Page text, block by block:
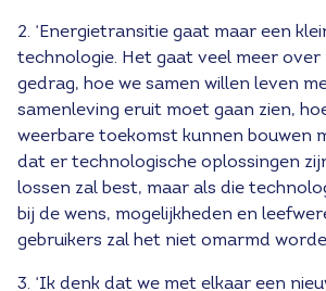
2. ‘Energietransitie gaat maar een
technologie. Het gaat veel meer over
gedrag, hoe we samen willen leven
samenleving eruit moet gaan zien,
weerbare toekomst kunnen bouwen
dat er technologische oplossingen
lossen zal best, maar als die
bij de wens, mogelijkheden en
gebruikers zal het niet omarmd
3. ‘Ik denk dat we met elkaar een